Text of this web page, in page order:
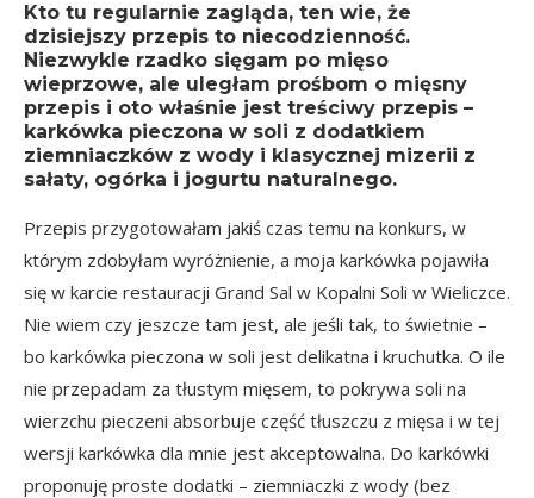
Kto tu regularnie zagląda, ten wie, że
dzisiejszy przepis to niecodzienność.
Niezwykle rzadko sięgam po mięso
wieprzowe, ale uległam prośbom o mięsny
przepis i oto właśnie jest treściwy przepis –
karkówka pieczona w soli z dodatkiem
ziemniaczków z wody i klasycznej mizerii z
sałaty, ogórka i jogurtu naturalnego.
Przepis przygotowałam jakiś czas temu na konkurs, w
którym zdobyłam wyróżnienie, a moja karkówka pojawiła
się w karcie restauracji Grand Sal w Kopalni Soli w Wieliczce.
Nie wiem czy jeszcze tam jest, ale jeśli tak, to świetnie –
bo karkówka pieczona w soli jest delikatna i kruchutka. O ile
nie przepadam za tłustym mięsem, to pokrywa soli na
wierzchu pieczeni absorbuje część tłuszczu z mięsa i w tej
wersji karkówka dla mnie jest akceptowalna. Do karkówki
proponuję proste dodatki – ziemniaczki z wody (bez